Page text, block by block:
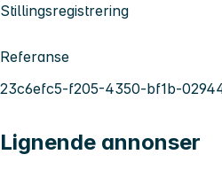
Stillingsregistrering
Referanse
23c6efc5-f205-4350-bf1b-
Lignende annonser